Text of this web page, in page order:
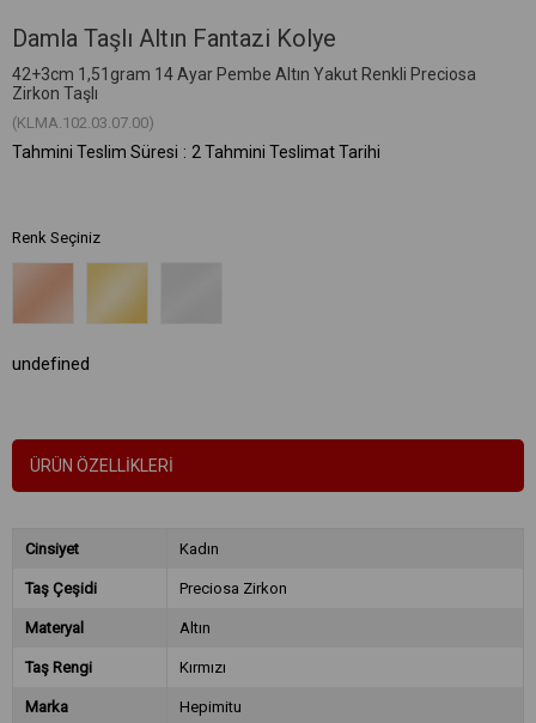
Damla Taşlı Altın Fantazi Kolye
42+3cm 1,51gram 14 Ayar Pembe Altın Yakut Renkli Preciosa
Zirkon Taşlı
(KLMA.102.03.07.00)
Tahmini Teslim Süresi : 2 Tahmini Teslimat Tarihi
Renk Seçiniz
undefined
ÜRÜN ÖZELLIKLERI
Cinsiyet Kadın
Taş Çeşidi Preciosa Zirkon
Materyal Altın
Taş Rengi Kırmızı
Marka Hepimitu